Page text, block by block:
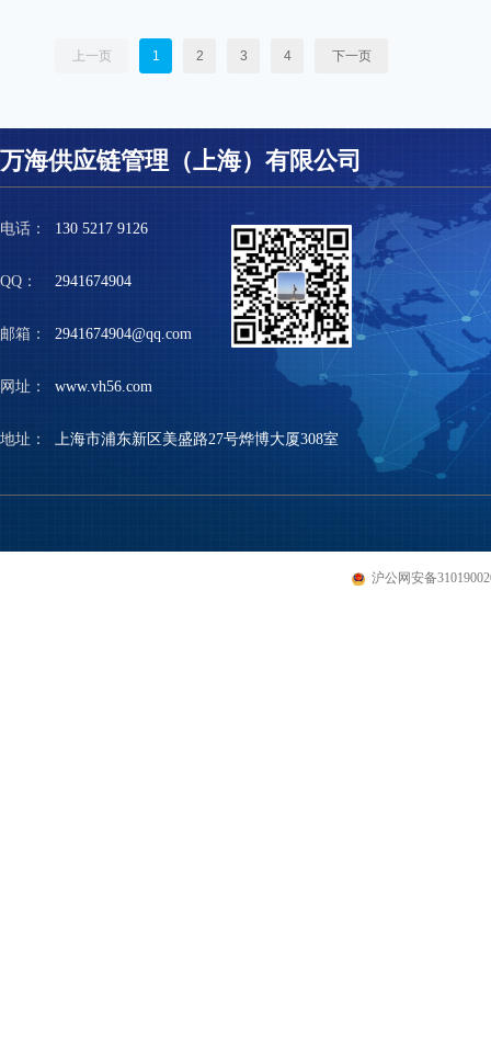
上一页 1 2 3 4 下一页
电话： 130 5217 9126
QQ： 2941674904
邮箱： 2941674904@qq.com
网址： www.vh56.com
地址： 上海市浦东新区美盛路27号烨博大厦308室
万海供应链管理（上海）有限公司
沪公网安备